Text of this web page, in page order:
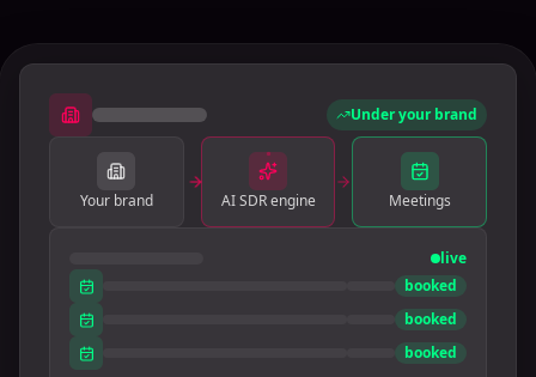
Under your brand
Your brand AI SDR engine Meetings
live
booked
booked
booked